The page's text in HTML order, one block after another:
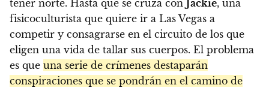
tener norte. Hasta que se cruza con Jackie, una
fisicoculturista que quiere ir a Las Vegas a
competir y consagrarse en el circuito de los que
eligen una vida de tallar sus cuerpos. El problema
es que una serie de crímenes destaparán
conspiraciones que se pondrán en el camino de